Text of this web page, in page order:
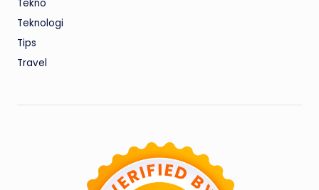
Tekno
Teknologi
Tips
Travel